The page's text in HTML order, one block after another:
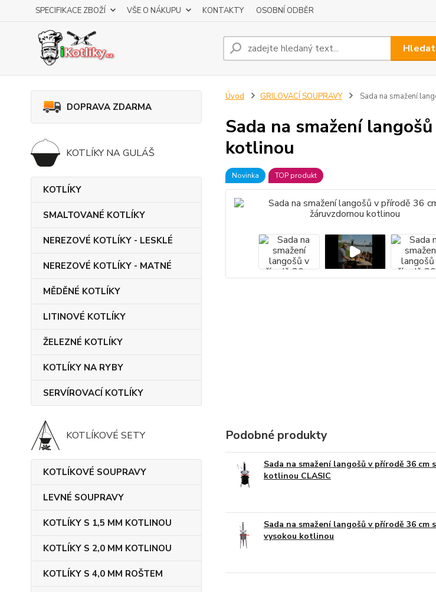
SPECIFIKACE ZBOŽÍ VŠE O NÁKUPU KONTAKTY OSOBNÍ ODBĚR
Hledat
DOPRAVA ZDARMA
KOTLÍKY NA GULÁŠ
KOTLÍKY
SMALTOVANÉ KOTLÍKY
NEREZOVÉ KOTLÍKY - LESKLÉ
NEREZOVÉ KOTLÍKY - MATNÉ
MĚDĚNÉ KOTLÍKY
LITINOVÉ KOTLÍKY
ŽELEZNÉ KOTLÍKY
KOTLÍKY NA RYBY
SERVÍROVACÍ KOTLÍKY
KOTLÍKOVÉ SETY
KOTLÍKOVÉ SOUPRAVY
LEVNÉ SOUPRAVY
KOTLÍKY S 1,5 MM KOTLINOU
KOTLÍKY S 2,0 MM KOTLINOU
KOTLÍKY S 4,0 MM ROŠTEM
Úvod GRILOVACÍ SOUPRAVY Sada na smažení
Sada na smažení
kotlinou
Novinka TOP produkt
Podobné produkty
Sada na smažení langošů v přírodě 36 cm s
kotlinou CLASIC
Sada na smažení langošů v přírodě 36 cm s
vysokou kotlinou